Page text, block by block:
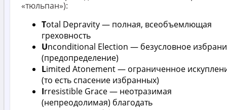
«тюльпан»):
Total Depravity — полная, всеобъемлющая
греховность
Unconditional Election — безусловное
(предопределение)
Limited Atonement — ограниченное
(то есть спасение избранных)
Irresistible Grace — неотразимая
(непреодолимая) благодать